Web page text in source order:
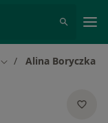
Zmień miasto
Alina Boryczka